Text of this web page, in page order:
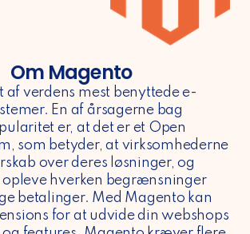
Om Magento
af verdens mest benyttede e-
En af årsagerne bag
er, at det er et Open
som betyder, at virksomhederne
over deres løsninger, og
opleve hverken begrænsninger
betalinger. Med Magento kan
for at udvide din webshops